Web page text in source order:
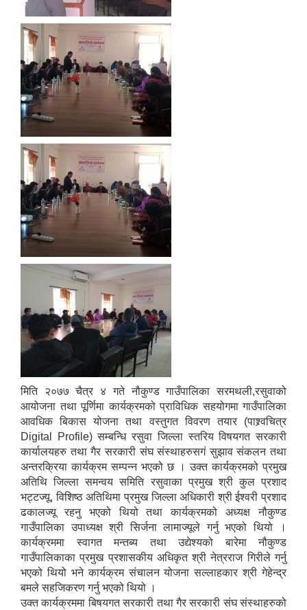
मिति २०७७ चैत्र ४ गते नौकुण्ड गाउँपालिका सरमथली,रसुवाको
आयोजना तथा पूर्णिमा कार्यक्रमको प्राविधिक सहयोगमा गाउँपालिका
आवधिक बिकास योजना तथा वस्तुगत विवरण तयार (पाश्र्वचित्र
Digital Profile) सम्बन्धि रसुवा जिल्ला स्तरिय विषयगत सरकारी
कार्यालयहरु तथा गैर सरकारी संघ संस्थाहरुसगं सुझाव संकलन तथा
अन्तरक्रिया कार्यक्रम सम्पन्न भएको छ । उक्त कार्यक्रमको प्रमुख
अतिथि जिल्ला समन्वय समिति रसुवाका प्रमुख श्री कुल प्रशाद
भट्टज्यू, विशिष्ठ अतिथिमा प्रमुख जिल्ला अधिकारी श्री ईश्वरी प्रशाद
ढकालज्यू रहनु भएको थियो तथा कार्यक्रमको अध्यक्ष नौकुण्ड
गाउँपालिका उपाध्यक्ष श्री सिर्जना लामाज्यूले गर्नु भएको थियो ।
कार्यक्रममा स्वागत मन्तब्य तथा उद्येश्यको बारेमा नौकुण्ड
गाउँपालिकाका प्रमुख प्रशासकीय अधिकृत श्री नेत्रराज गिरीले गर्नु
भएको थियो भने कार्यक्रम संचालन योजना सल्लाहकार श्री गेहेन्द्र
बमले सहजिकरण गर्नु भएको थियो ।
उक्त कार्यक्रममा बिषयगत सरकारी तथा गैर सरकारी संघ संस्थाहरुको